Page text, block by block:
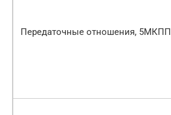
Передаточные отношения, 5МКПП